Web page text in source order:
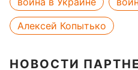
Алексей Копытько
НОВОСТИ